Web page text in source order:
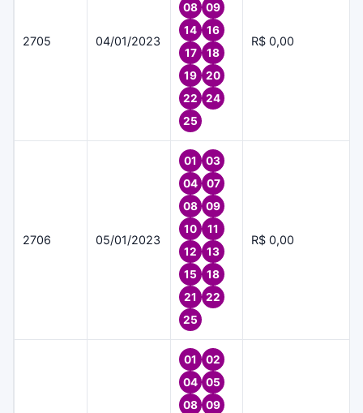
2705 04/01/2023
08
09
14
16
17
18
19
20
22
24
25
R$ 0,00
2706 05/01/2023
01
03
04
07
08
09
10
11
12
13
15
18
21
22
25
R$ 0,00
01
02
04
05
08
09